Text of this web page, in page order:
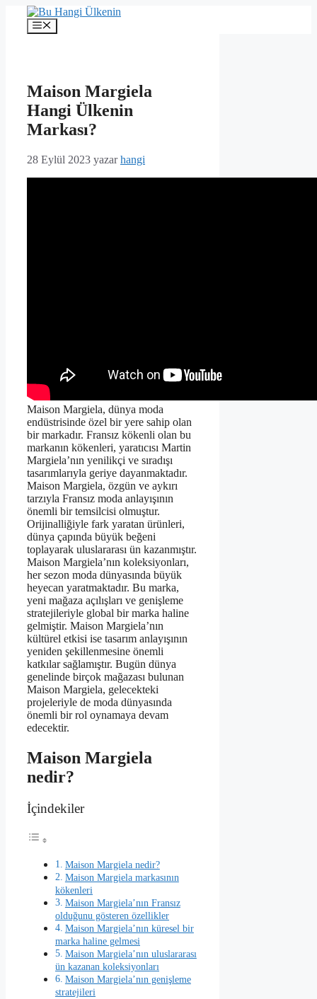
İçeriğe
Menü
Maison Margiela
Hangi Ülkenin
Markası?
28 Eylül 2023 yazarhangi
Maison Margiela, dünya moda
endüstrisinde özel bir yere sahip olan
bir markadır. Fransız kökenli olan bu
markanın kökenleri, yaratıcısı Martin
Margiela’nın yenilikçi ve sıradışı
tasarımlarıyla geriye dayanmaktadır.
Maison Margiela, özgün ve aykırı
tarzıyla Fransız moda anlayışının
önemli bir temsilcisi olmuştur.
Orijinalliğiyle fark yaratan ürünleri,
dünya çapında büyük beğeni
toplayarak uluslararası ün kazanmıştır.
Maison Margiela’nın koleksiyonları,
her sezon moda dünyasında büyük
heyecan yaratmaktadır. Bu marka,
yeni mağaza açılışları ve genişleme
stratejileriyle global bir marka haline
gelmiştir. Maison Margiela’nın
kültürel etkisi ise tasarım anlayışının
yeniden şekillenmesine önemli
katkılar sağlamıştır. Bugün dünya
genelinde birçok mağazası bulunan
Maison Margiela, gelecekteki
projeleriyle de moda dünyasında
önemli bir rol oynamaya devam
edecektir.
Maison Margiela
nedir?
İçindekiler
Maison Margiela nedir?
Maison Margiela markasının
kökenleri
Maison Margiela’nın Fransız
olduğunu gösteren özellikler
Maison Margiela’nın küresel bir
marka haline gelmesi
Maison Margiela’nın uluslararası
ün kazanan koleksiyonları
Maison Margiela’nın genişleme
stratejileri